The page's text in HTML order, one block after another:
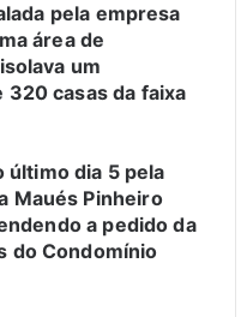
pela empresa
área de
um
casas da faixa
último dia 5 pela
Maués Pinheiro
a pedido da
do Condomínio